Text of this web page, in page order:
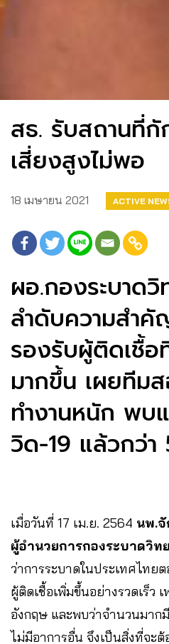
สธ. รับสถานที่
เสี่ยงสูงไม่พอ
18 เมษายน 2021 ACTIVE
ผอ.กองระบาด
ลำดับความสำคั
รองรับผู้ติดเชื้อ​
มากขึ้น​ เผยทีม
ทำงานหนัก​ พบ
วิด-19 แล้ว​กว่
เมื่อวันที่ 17 เม.ย. 2564 นพ.จั
ผู้อำนวยการกองระบาดวิท
ว่า​การระบาดในประเทศไทย
ผู้ติดเชื้อเพิ่มขึ้นอย่างรวดเร็ว
อังกฤษ และพบว่าจำนวนมาก
ไม่มีอาการอื่น จึงเป็นสิ่งที่จะ